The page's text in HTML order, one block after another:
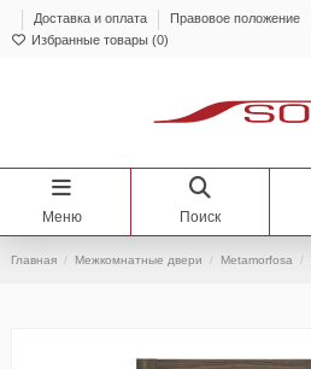
Доставка и оплата Правовое положение
Избранные товары (0)
Меню Поиск
Главная Межкомнатные двери Metamorfosa